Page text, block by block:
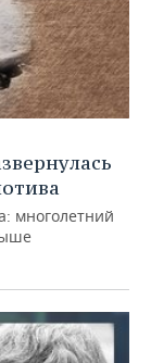
многолетний